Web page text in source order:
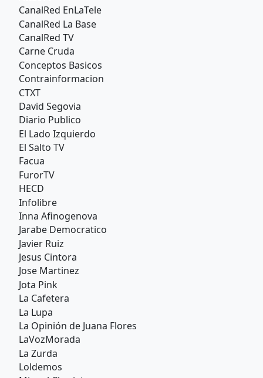
CanalRed EnLaTele
CanalRed La Base
CanalRed TV
Carne Cruda
Conceptos Basicos
Contrainformacion
CTXT
David Segovia
Diario Publico
El Lado Izquierdo
El Salto TV
Facua
FurorTV
HECD
Infolibre
Inna Afinogenova
Jarabe Democratico
Javier Ruiz
Jesus Cintora
Jose Martinez
Jota Pink
La Cafetera
La Lupa
La Opinión de Juana Flores
LaVozMorada
La Zurda
Loldemos